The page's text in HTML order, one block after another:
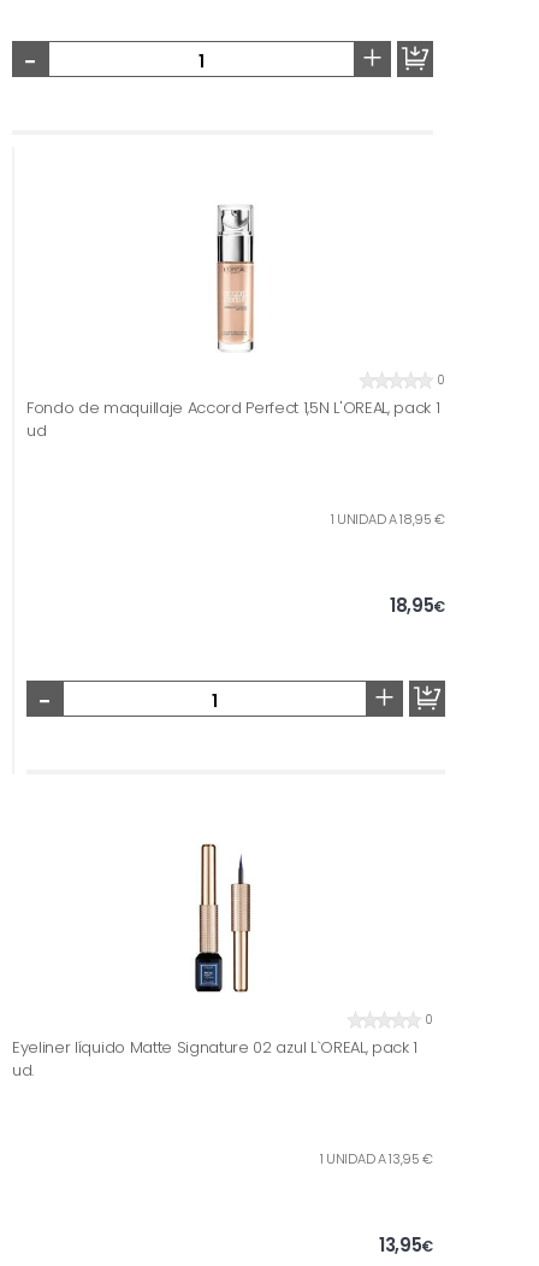
- +
0
Fondo de maquillaje Accord Perfect 1,5N L'OREAL, pack 1
ud
1 UNIDAD A 18,95 €
18,95€
- +
0
Eyeliner líquido Matte Signature 02 azul L`OREAL, pack 1
ud.
1 UNIDAD A 13,95 €
13,95€